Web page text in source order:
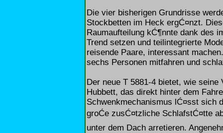
Die vier bisherigen Grundrisse
Stockbetten im Heck ergĆ¤nzt.
Raumaufteilung kĆ¶nnte dank des
Trend setzen und teilintegrierte
reisende Paare, interessant
sechs Personen mitfahren und
Der neue T 5881-4 bietet, wie
Hubbett, das direkt hinter dem
Schwenkmechanismus lĆ¤sst sich
groĆe zusĆ¤tzliche SchlafstĆ¤tte
unter dem Dach arretieren.